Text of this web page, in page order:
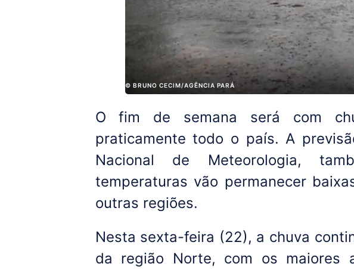
© BRUNO CECIM/AGÊNCIA PARÁ
O fim de semana será com
praticamente todo o país. A
Nacional de Meteorologia,
temperaturas vão permanecer
outras regiões.
Nesta sexta-feira (22), a chuva
da região Norte, com os maiores